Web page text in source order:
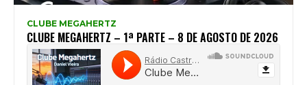
CLUBE MEGAHERTZ
CLUBE MEGAHERTZ – 1ª PARTE – 8 DE AGOSTO DE 2026